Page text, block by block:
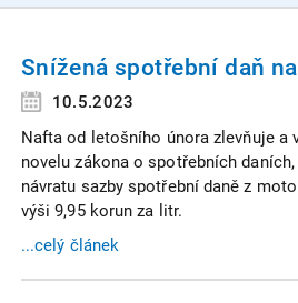
Snížená spotřební daň
10.5.2023
Nafta od letošního února zlevňuje a
novelu zákona o spotřebních
návratu sazby spotřební daně z
výši 9,95 korun za litr.
...celý článek